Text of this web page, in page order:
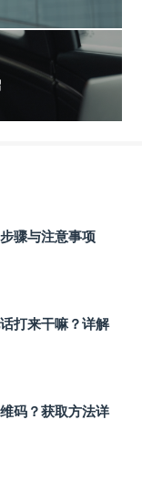
骤与注意事项
打来干嘛？详解
码？获取方法详